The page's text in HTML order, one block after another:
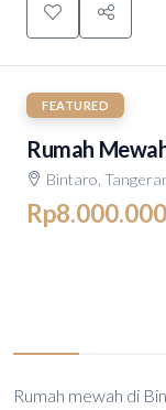
FEATURED
Rumah
Bintaro,
Rumah mewah di